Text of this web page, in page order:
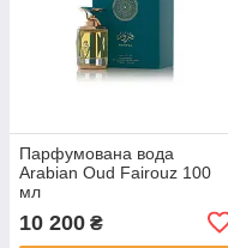
Парфумована вода
Arabian Oud Fairouz 100
мл
10 200 ₴